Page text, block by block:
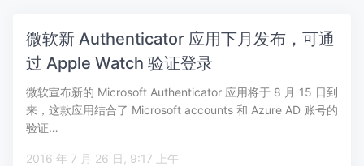
微软新 Authenticator 应用下月发布，可通
过 Apple Watch 验证登录
微软宣布新的 Microsoft Authenticator 应用将于 8 月 15 日到
来，这款应用结合了 Microsoft accounts 和 Azure AD 账号的
验证…
2016 年 7 月 26 日, 9:17 上午